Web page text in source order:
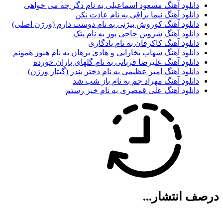
دانلود آهنگ مسعود اسماعیلی به نام دگر چه می خواهی
دانلود آهنگ نیما نراقی به نام عادت نکن
دانلود آهنگ کوروش بیژنی به نام دوست دارم (ورژن اصلی)
دانلود آهنگ شروین حاجی پور به نام پتک
دانلود آهنگ کاکرفان به نام یادگاری
دانلود آهنگ شهاب بخارایی و هادی برهان به نام هنوز همونم
دانلود آهنگ علیرضا قربانی به نام گلهای باران خورده
دانلود آهنگ امیر عظیمی به نام دختر بندر (گیتار ورژن)
دانلود آهنگ مهراد جم به نام باز شب شد
دانلود آهنگ علی قمصری به نام خیز رستم
درصف انتشار...